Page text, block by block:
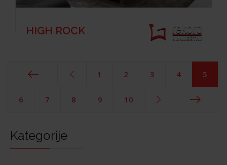
HIGH ROCK
1 2 3 4 5
6 7 8 9 10
Kategorije